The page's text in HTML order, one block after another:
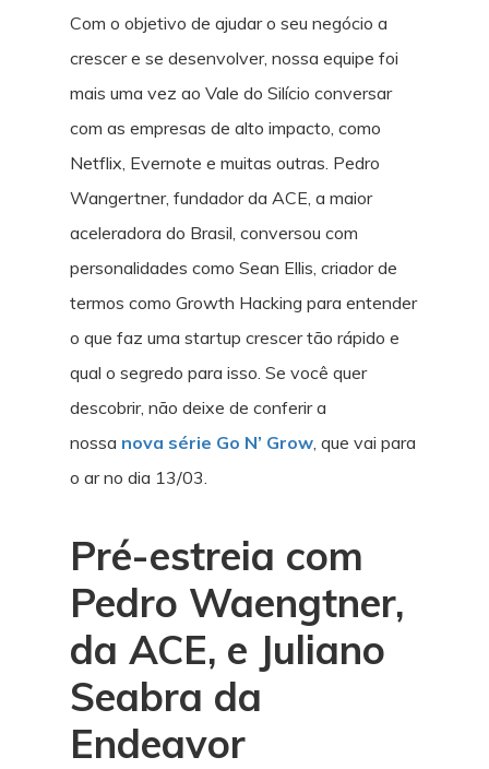
Com o objetivo de ajudar o seu negócio a
crescer e se desenvolver, nossa equipe foi
mais uma vez ao Vale do Silício conversar
com as empresas de alto impacto, como
Netflix, Evernote e muitas outras. Pedro
Wangertner, fundador da ACE, a maior
aceleradora do Brasil, conversou com
personalidades como Sean Ellis, criador de
termos como Growth Hacking para entender
o que faz uma startup crescer tão rápido e
qual o segredo para isso. Se você quer
descobrir, não deixe de conferir a
nossa nova série Go N’ Grow, que vai para
o ar no dia 13/03.
Pré-estreia com
Pedro Waengtner,
da ACE, e Juliano
Seabra da
Endeavor